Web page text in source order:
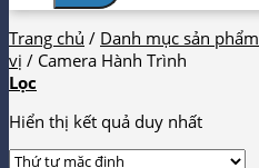
Trang chủ / Danh mục sản phẩm
vị / Camera Hành Trình
Lọc
Hiển thị kết quả duy nhất